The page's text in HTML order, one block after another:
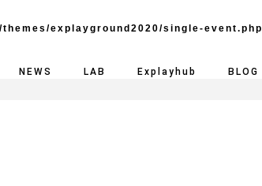
explayground2020/single-event.php
NEWS LAB Explayhub BLOG